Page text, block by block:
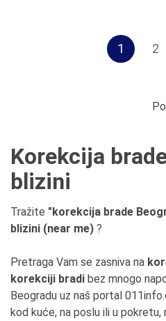
1 2
Korekcija
blizini
Tražite "korekcija brade
blizini (near me) ?
Pretraga Vam se zasniva na
korekciji bradi bez mnogo
Beogradu uz naš portal
kod kuće, na poslu ili u